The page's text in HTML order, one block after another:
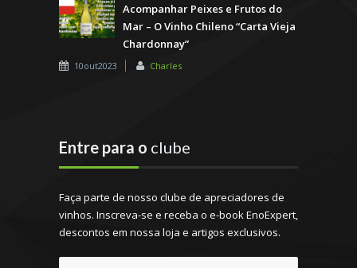
Acompanhar Peixes e Frutos do
Mar – O Vinho Chileno “Carta Vieja
Chardonnay”
10out2023 Charles
Entre para o clube
Faça parte de nosso clube de apreciadores de
vinhos. Inscreva-se e receba o e-book EnoExpert,
descontos em nossa loja e artigos exclusivos.